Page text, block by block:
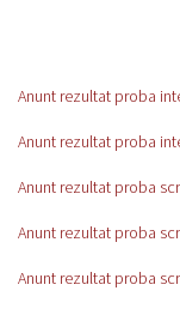
Anunt rezultat proba
Anunt rezultat proba
Anunt rezultat proba
Anunt rezultat proba
Anunt rezultat proba